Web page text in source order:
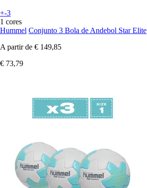
+-3
1 cores
Hummel Conjunto 3 Bola de Andebol Star Elite
A partir de € 149,85
€ 73,79